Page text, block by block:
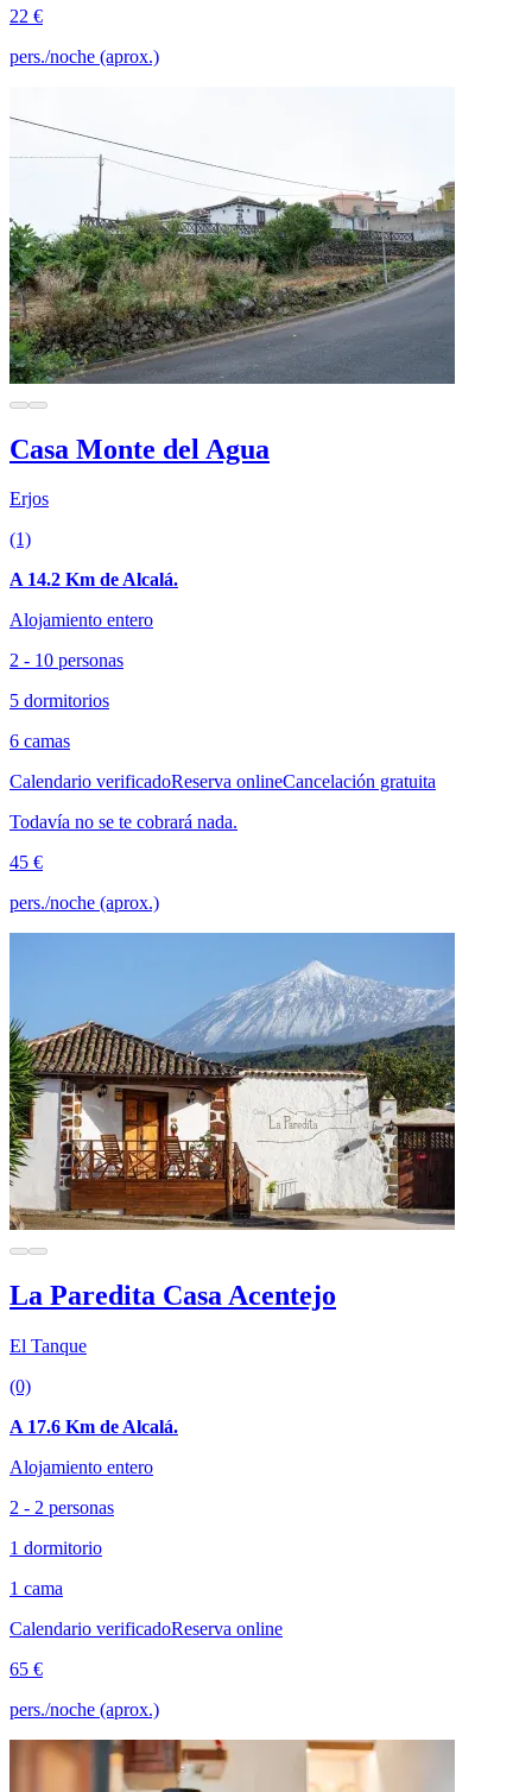
22 €
pers./noche (aprox.)
Casa Monte del Agua
Erjos
(1)
A 14.2 Km de Alcalá.
Alojamiento entero
2 - 10 personas
5 dormitorios
6 camas
Calendario verificadoReserva onlineCancelación gratuita
Todavía no se te cobrará nada.
45 €
pers./noche (aprox.)
La Paredita Casa Acentejo
El Tanque
(0)
A 17.6 Km de Alcalá.
Alojamiento entero
2 - 2 personas
1 dormitorio
1 cama
Calendario verificadoReserva online
65 €
pers./noche (aprox.)